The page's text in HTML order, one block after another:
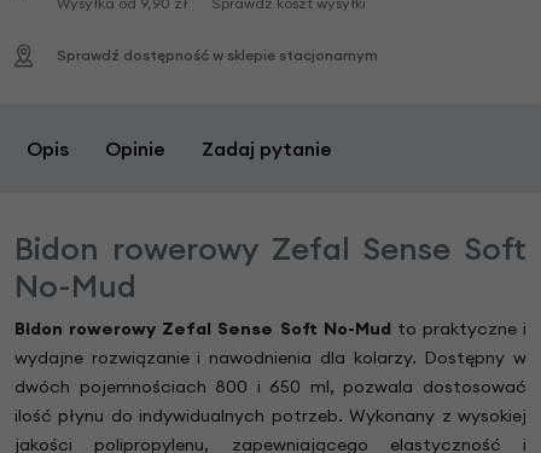
Sprawdź dostępność w sklepie stacjonarnym
Opis Opinie Zadaj pytanie
Bidon rowerowy Zefal Sense Soft
No-Mud
Bidon rowerowy Zefal Sense Soft No-Mud to praktyczne i
wydajne rozwiązanie i nawodnienia dla kolarzy. Dostępny w
dwóch pojemnościach 800 i 650 ml, pozwala dostosować
ilość płynu do indywidualnych potrzeb. Wykonany z wysokiej
jakości polipropylenu, zapewniającego elastyczność i